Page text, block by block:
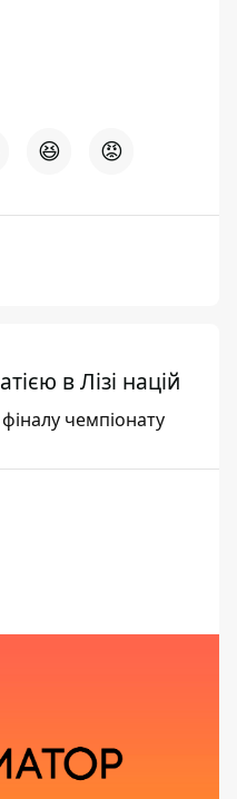
😆 😡
в Лізі націй
чемпіонату